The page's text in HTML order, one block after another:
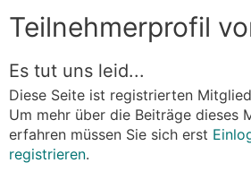
Teilnehmerprofil
Es tut uns leid...
Diese Seite ist registrierten
Um mehr über die Beiträge dieses
erfahren müssen Sie sich erst
registrieren.